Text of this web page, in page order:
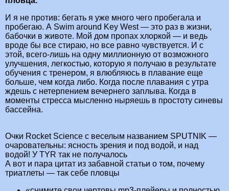
И я не против: бегать я уже много чего пробегала и
пробегаю. А Swim around Key West — это раз в жизни,
бабочки в животе. Мой дом пропах хлоркой — и ведь
вроде бы все стираю, но все равно чувствуется. И с
этой, всего-лишь на одну миллионную от возможного
улучшения, легкостью, которую я получаю в результате
обучения с тренером, я влюбляюсь в плавание еще
больше, чем когда либо. Когда после плавания с утра
ждешь с нетерпением вечернего заплыва. Когда в
моменты стресса мысленно ныряешь в простоту синевы
бассейна.
Очки Rocket Science c веселым названием SPUTNIK —
очаровательны: ясность зрения и под водой, и над
водой! У TYR так не получалось
А вот и пара цитат из забавной статьи о том, почему
триатлеты — так себе пловцы